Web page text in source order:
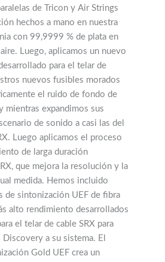
de Tricon y Air Strings
hechos a mano en nuestra
con 99,9999 % de plata en
Luego, aplicamos un nuevo
para el telar de
nuevos fusibles morados
el ruido de fondo de
mientras expandimos sus
de sonido a casi las del
Luego aplicamos el proceso
de larga duración
que mejora la resolución y la
medida. Hemos incluido
de sintonización UEF de fibra
alto rendimiento desarrollados
el telar de cable SRX para
a su sistema. El
Gold UEF crea un